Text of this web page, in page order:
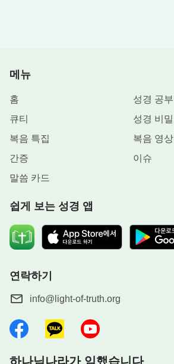
메뉴
홈
성경 공부
큐티
성경 비밀
복음 특집
복음 영상
간증
이슈
말씀 카드
쉽게 보는 성경 앱
연락하기
info@light-of-truth.org
하나님나라가 임했습니다